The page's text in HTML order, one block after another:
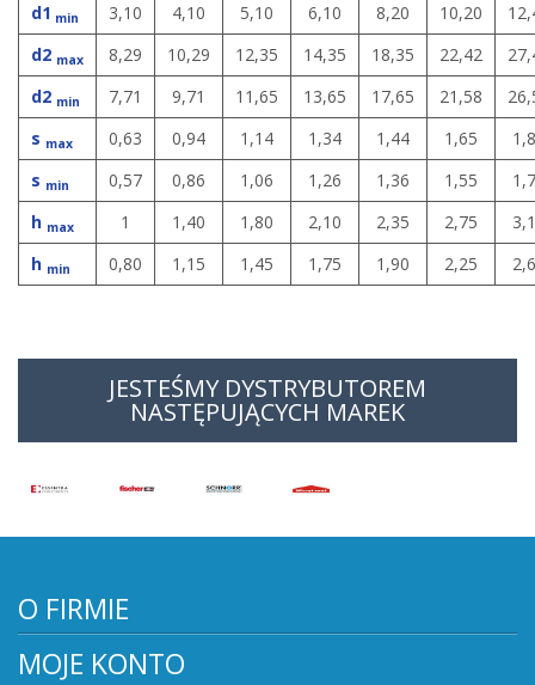
d1 min 3,10 4,10 5,10 6,10 8,20 10,20
d2 max 8,29 10,29 12,35 14,35 18,35 22,42
d2 min 7,71 9,71 11,65 13,65 17,65 21,58
s max 0,63 0,94 1,14 1,34 1,44 1,65
s min 0,57 0,86 1,06 1,26 1,36 1,55
h max 1 1,40 1,80 2,10 2,35 2,75
h min 0,80 1,15 1,45 1,75 1,90 2,25
JESTEŚMY DYSTRYBUTOREM
NASTĘPUJĄCYCH MAREK
O FIRMIE
MOJE KONTO